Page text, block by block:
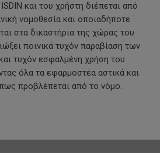
και του χρήστη διέπεται από
νομοθεσία και οποιαδήποτε
στα δικαστήρια της χώρας του
ποινικά τυχόν παραβίαση των
τυχόν εσφαλμένη χρήση του
όλα τα εφαρμοστέα αστικά και
προβλέπεται από το νόμο.